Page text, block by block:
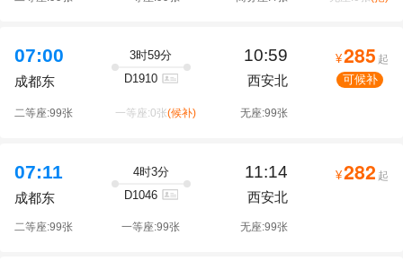
07:00
成都东
3时59分
D1910
10:59
西安北
¥285 起
可候补
二等座:99张 一等座:0张(候补) 无座:99张
07:11
成都东
4时3分
D1046
11:14
西安北
¥282 起
二等座:99张 一等座:99张 无座:99张